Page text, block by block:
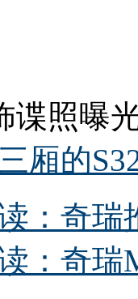
谍照
厢的
：奇瑞
：奇瑞